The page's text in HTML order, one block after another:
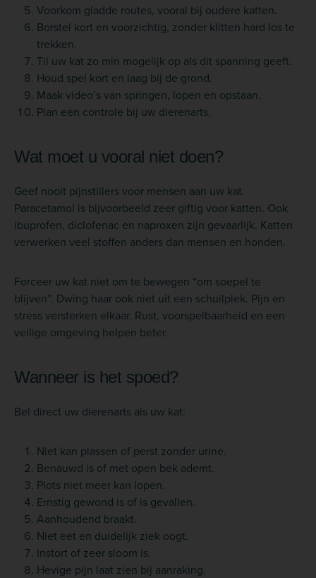
Voorkom gladde routes, vooral bij oudere katten.
Borstel kort en voorzichtig, zonder klitten hard los te
trekken.
Til uw kat zo min mogelijk op als dit spanning geeft.
Houd spel kort en laag bij de grond.
Maak video’s van springen, lopen en opstaan.
Plan een controle bij uw dierenarts.
Wat moet u vooral niet doen?
Geef nooit pijnstillers voor mensen aan uw kat.
Paracetamol is bijvoorbeeld zeer giftig voor katten. Ook
ibuprofen, diclofenac en naproxen zijn gevaarlijk. Katten
verwerken veel stoffen anders dan mensen en honden.
Forceer uw kat niet om te bewegen “om soepel te
blijven”. Dwing haar ook niet uit een schuilplek. Pijn en
stress versterken elkaar. Rust, voorspelbaarheid en een
veilige omgeving helpen beter.
Wanneer is het spoed?
Bel direct uw dierenarts als uw kat:
Niet kan plassen of perst zonder urine.
Benauwd is of met open bek ademt.
Plots niet meer kan lopen.
Ernstig gewond is of is gevallen.
Aanhoudend braakt.
Niet eet en duidelijk ziek oogt.
Instort of zeer sloom is.
Hevige pijn laat zien bij aanraking.